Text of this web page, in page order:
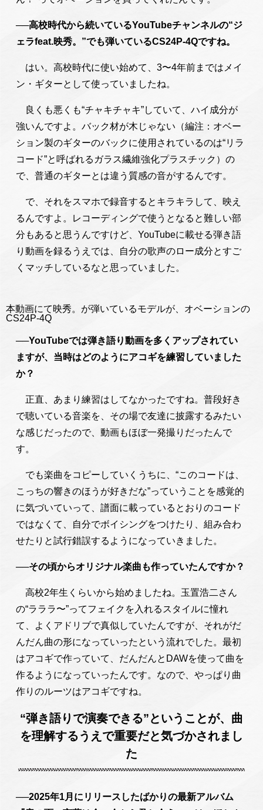
──高校時代から続いているYouTubeチャンネルの“ジ
ェラfeat.映秀。”でも弾いているCS24P-4Qですね。
はい。高校時代に使い始めて、3〜4年前まではメイ
ン・ギターとして使っていましたね。
良くも悪くも“チャキチャキ”していて、ハイ成分が
強いんですよ。バック材が木じゃない（編注：オベー
ション製のギターのバックに使用されているのは“リラ
コード”と呼ばれるガラス繊維強化プラスチック）の
で、普通のギターとは違う質感の音がするんです。
で、それをスマホで録音するとキラキラして、映え
るんですよ。レコーディングで使うとなると難しい部
分もあると思うんですけど、YouTubeに載せる弾き語
り動画を録るうえでは、自分の歌声のロー成分とすご
くマッチしているなと思っていました。
本動画にて映秀。が弾いているモデルが、オベーションの
CS24P-4Q
──YouTubeでは弾き語り動画を多くアップされてい
ますが、当時はどのようにアコギを練習していました
か？
正直、あまり練習はしてなかったですね。普段好き
で聴いている音楽を、その場で友達に披露するみたい
な感じだったので、動画もほぼ一発撮りだったんで
す。
でも楽曲をコピーしていくうちに、“このコードは、
こっちの響きのほうが好きだな”っていうことを感覚的
に気づいていって、譜面に載っているとおりのコード
ではなくて、自分でボイシングをつけたり、組み合わ
せたりと試行錯誤するようになっていきました。
──その頃からオリジナル楽曲も作っていたんですか？
高校2年生くらいから始めましたね。玉置浩二さん
の“ラララ〜”ってフェイクを入れるスタイルに憧れ
て、よくアドリブで真似していたんですが、それがだ
んだん曲の形になっていったという流れでした。最初
はアコギで作っていて、だんだんとDAWを使って曲を
作るようになっていったんです。なので、やっぱり曲
作りのルーツはアコギですね。
“弾き語りで演奏できる”ということが、曲
を理解するうえで重要だと気づかされまし
た
──2025年1月にリリースしたばかりの最新アルバム